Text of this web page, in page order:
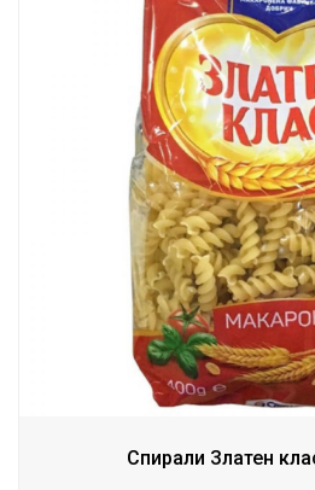
Спирали Златен